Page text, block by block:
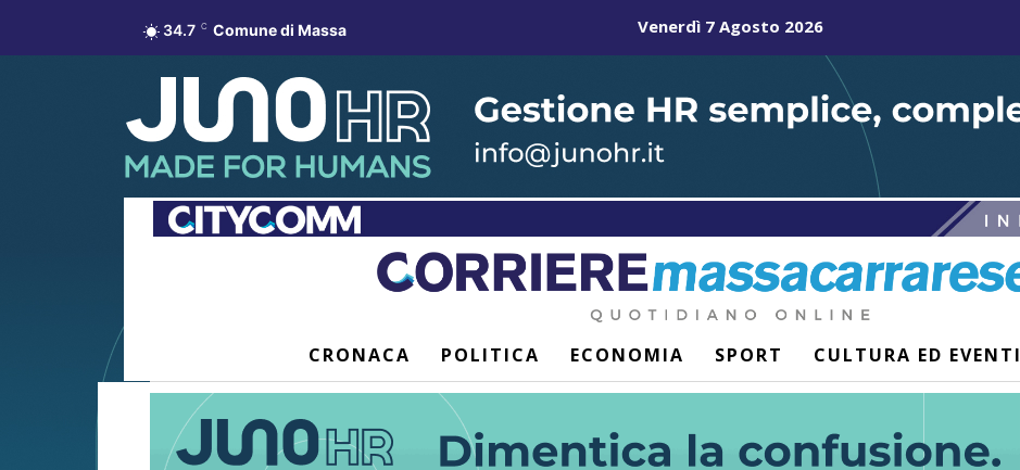
34.7 C Comune di Massa Venerdì 7 Agosto 2026
CRONACA POLITICA ECONOMIA SPORT CULTURA ED EVENTI